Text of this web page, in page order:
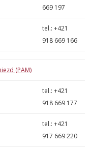
669 197
tel.: +421
918 669 166
(PAM)
tel.: +421
918 669 177
tel.: +421
917 669 220